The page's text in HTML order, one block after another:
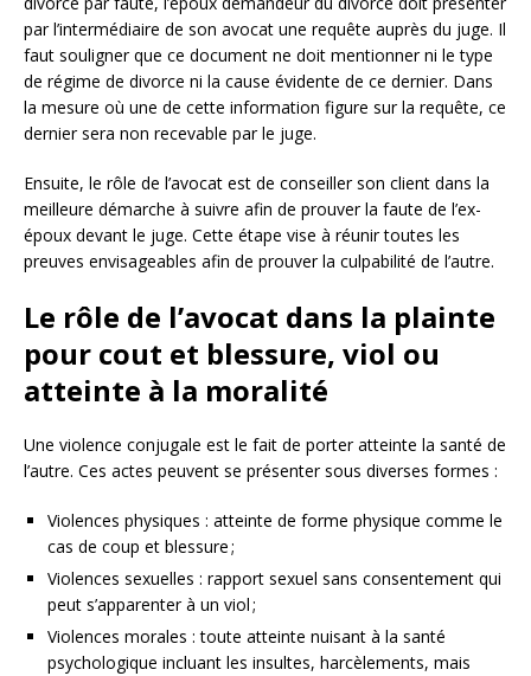
par l’intermédiaire de son avocat une requête auprès du juge. Il
faut souligner que ce document ne doit mentionner ni le type
de régime de divorce ni la cause évidente de ce dernier. Dans
la mesure où une de cette information figure sur la requête, ce
dernier sera non recevable par le juge.
Ensuite, le rôle de l’avocat est de conseiller son client dans la
meilleure démarche à suivre afin de prouver la faute de l’ex-
époux devant le juge. Cette étape vise à réunir toutes les
preuves envisageables afin de prouver la culpabilité de l’autre.
Le rôle de l’avocat dans la plainte
pour cout et blessure, viol ou
atteinte à la moralité
Une violence conjugale est le fait de porter atteinte la santé de
l’autre. Ces actes peuvent se présenter sous diverses formes :
Violences physiques : atteinte de forme physique comme le
cas de coup et blessure ;
Violences sexuelles : rapport sexuel sans consentement qui
peut s’apparenter à un viol ;
Violences morales : toute atteinte nuisant à la santé
psychologique incluant les insultes, harcèlements, mais